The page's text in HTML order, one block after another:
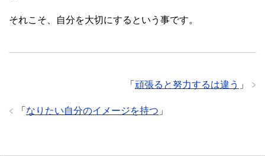
それこそ、自分を大切にするという事です。
「 頑張ると努力するは違う 」
「 なりたい自分のイメージを持つ 」